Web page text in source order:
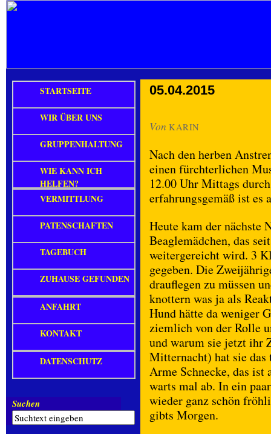
05.04.2015
Von KARIN
Nach den herben
einen fürchterlichen
12.00 Uhr Mittags
erfahrungsgemäß ist
Heute kam der nächste
Beaglemädchen, das
weitergereicht wird. 3
gegeben. Die
drauflegen zu müssen
knottern was ja als
Hund hätte da weniger
ziemlich von der Rolle
und warum sie jetzt ihr
Mitternacht) hat sie
Arme Schnecke, das ist
warts mal ab. In ein
wieder ganz schön
gibts Morgen.
STARTSEITE
WIR ÜBER UNS
GRUPPENHALTUNG
WIE KANN ICH
HELFEN?
VERMITTLUNG
PATENSCHAFTEN
TAGEBUCH
ZUHAUSE GEFUNDEN
ANFAHRT
KONTAKT
DATENSCHUTZ
Suchen